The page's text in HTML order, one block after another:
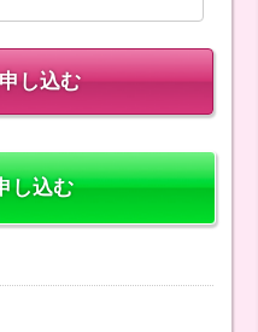
し込む